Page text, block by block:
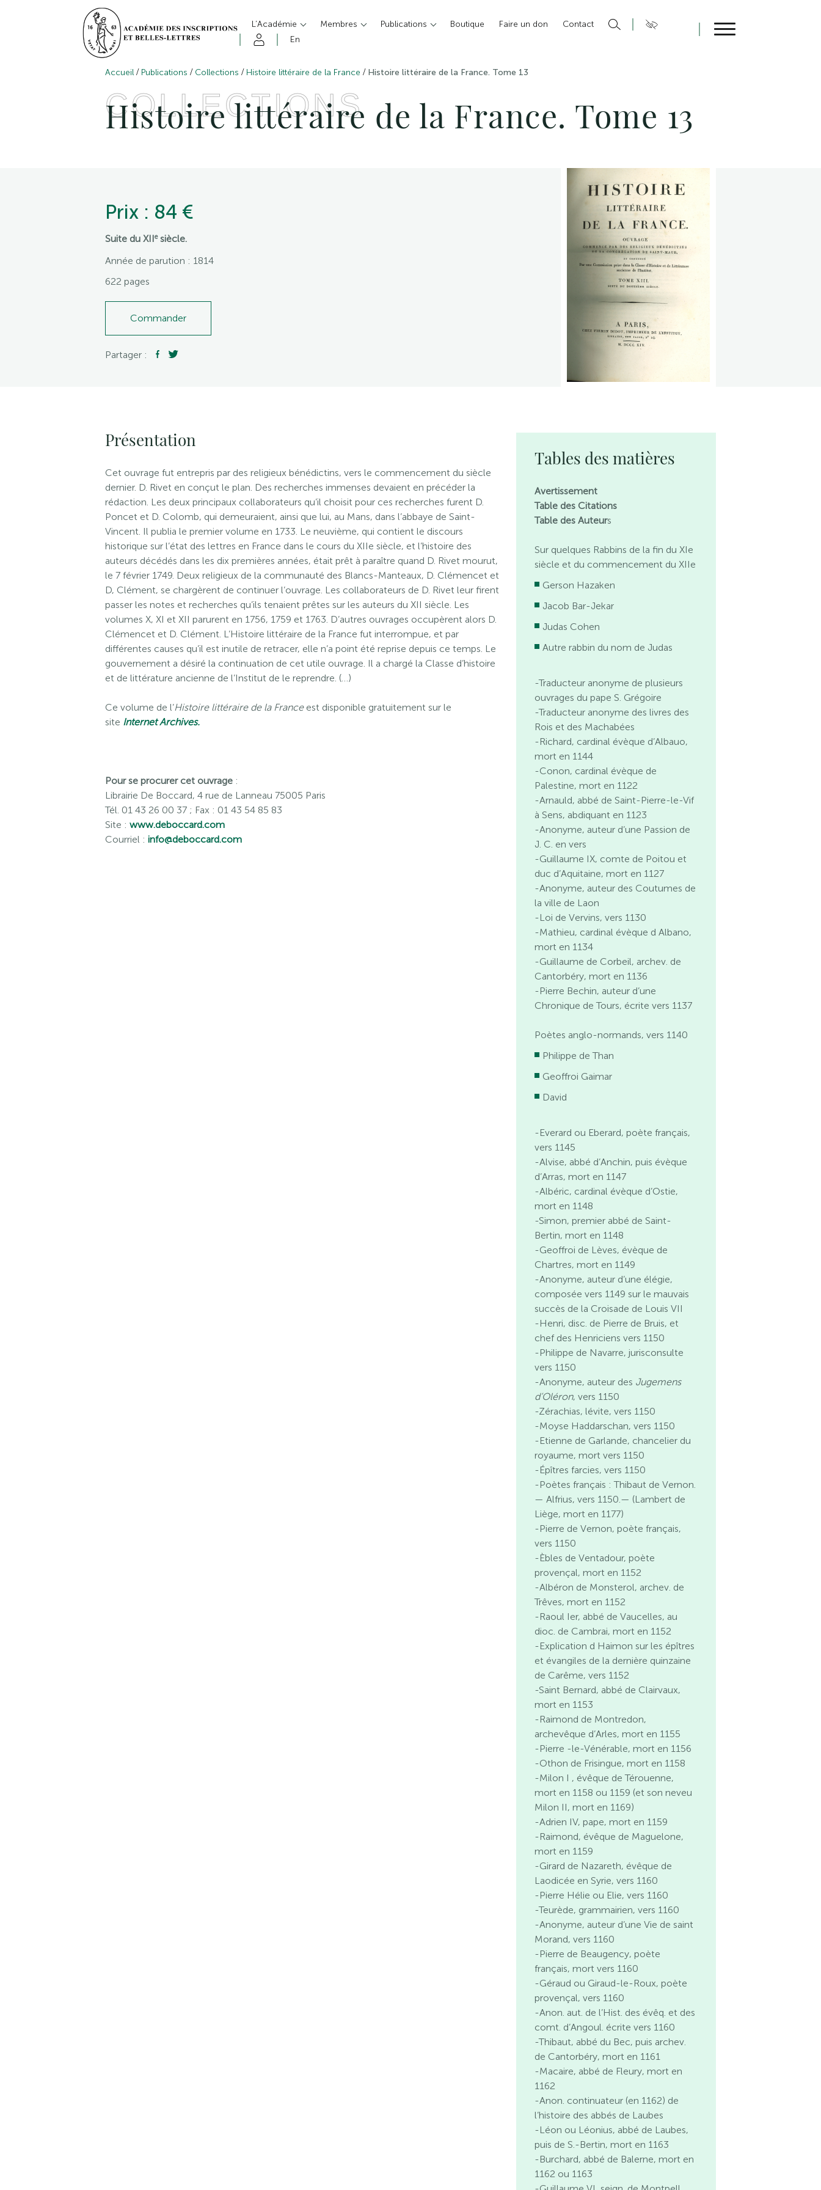
L’Académie Membres Publications Boutique Faire un don
Contact
En
Accueil / Publications / Collections / Histoire littéraire de la France / Histoire littéraire de la France. Tome 13
COLLECTIONS
Histoire littéraire de la France. Tome 13
Prix : 84 €
Suite du XIIesiècle.
Année de parution : 1814
622 pages
Commander
Partager :
Présentation
Cet ouvrage fut entrepris par des religieux bénédictins, vers le commencement du siècle
dernier. D. Rivet en conçut le plan. Des recherches immenses devaient en précéder la
rédaction. Les deux principaux collaborateurs qu’il choisit pour ces recherches furent D.
Poncet et D. Colomb, qui demeuraient, ainsi que lui, au Mans, dans l’abbaye de Saint-
Vincent. Il publia le premier volume en 1733. Le neuvième, qui contient le discours
historique sur l’état des lettres en France dans le cours du XIIe siècle, et l’histoire des
auteurs décédés dans les dix premières années, était prêt à paraître quand D. Rivet mourut,
le 7 février 1749. Deux religieux de la communauté des Blancs-Manteaux, D. Clémencet et
D, Clément, se chargèrent de continuer l’ouvrage. Les collaborateurs de D. Rivet leur firent
passer les notes et recherches qu’ils tenaient prêtes sur les auteurs du XII siècle. Les
volumes X, XI et XII parurent en 1756, 1759 et 1763. D’autres ouvrages occupèrent alors D.
Clémencet et D. Clément. L’Histoire littéraire de la France fut interrompue, et par
différentes causes qu’il est inutile de retracer, elle n’a point été reprise depuis ce temps. Le
gouvernement a désiré la continuation de cet utile ouvrage. Il a chargé la Classe d’histoire
et de littérature ancienne de l’Institut de le reprendre. (…)
Ce volume de l’Histoire littéraire de la Franceest disponible gratuitement sur le
site Internet Archives.
Pour se procurer cet ouvrage :
Librairie De Boccard, 4 rue de Lanneau 75005 Paris
Tél. 01 43 26 00 37 ; Fax : 01 43 54 85 83
Site : www.deboccard.com
Courriel : info@deboccard.com
Tables des matières
Avertissement
Table des Citations
Table des Auteurs
Sur quelques Rabbins de la fin du XIe
siècle et du commencement du XIIe
Gerson Hazaken
Jacob Bar-Jekar
Judas Cohen
Autre rabbin du nom de Judas
-Traducteur anonyme de plusieurs
ouvrages du pape S. Grégoire
-Traducteur anonyme des livres des
Rois et des Machabées
-Richard, cardinal évèque d’Albauo,
mort en 1144
-Conon, cardinal évèque de
Palestine, mort en 1122
-Arnauld, abbé de Saint-Pierre-le-Vif
à Sens, abdiquant en 1123
-Anonyme, auteur d’une Passion de
J. C. en vers
-Guillaume IX, comte de Poitou et
duc d’Aquitaine, mort en 1127
-Anonyme, auteur des Coutumes de
la ville de Laon
-Loi de Vervins, vers 1130
-Mathieu, cardinal évèque d Albano,
mort en 1134
-Guillaume de Corbeil, archev. de
Cantorbéry, mort en 1136
-Pierre Bechin, auteur d’une
Chronique de Tours, écrite vers 1137
Poètes anglo-normands, vers 1140
Philippe de Than
Geoffroi Gaimar
David
-Everard ou Eberard, poète français,
vers 1145
-Alvise, abbé d’Anchin, puis évèque
d’Arras, mort en 1147
-Albéric, cardinal évèque d’Ostie,
mort en 1148
-Simon, premier abbé de Saint-
Bertin, mort en 1148
-Geoffroi de Lèves, évèque de
Chartres, mort en 1149
-Anonyme, auteur d’une élégie,
composée vers 1149 sur le mauvais
succès de la Croisade de Louis VII
-Henri, disc. de Pierre de Bruis, et
chef des Henriciens vers 1150
-Philippe de Navarre, jurisconsulte
vers 1150
-Anonyme, auteur des Jugemens
d’Oléron, vers 1150
-Zérachias, lévite, vers 1150
-Moyse Haddarschan, vers 1150
-Etienne de Garlande, chancelier du
royaume, mort vers 1150
-Épîtres farcies, vers 1150
-Poètes français : Thibaut de Vernon.
— Alfrius, vers 1150.— (Lambert de
Liège, mort en 1177)
-Pierre de Vernon, poète français,
vers 1150
-Èbles de Ventadour, poète
provençal, mort en 1152
-Albéron de Monsterol, archev. de
Trêves, mort en 1152
-Raoul Ier, abbé de Vaucelles, au
dioc. de Cambrai, mort en 1152
-Explication d Haimon sur les épîtres
et évangiles de la dernière quinzaine
de Carême, vers 1152
-Saint Bernard, abbé de Clairvaux,
mort en 1153
-Raimond de Montredon,
archevêque d’Arles, mort en 1155
-Pierre -le-Vénérable, mort en 1156
-Othon de Frisingue, mort en 1158
-Milon I , évêque de Térouenne,
mort en 1158 ou 1159 (et son neveu
Milon II, mort en 1169)
-Adrien IV, pape, mort en 1159
-Raimond, évêque de Maguelone,
mort en 1159
-Girard de Nazareth, évêque de
Laodicée en Syrie, vers 1160
-Pierre Hélie ou Elie, vers 1160
-Teurède, grammairien, vers 1160
-Anonyme, auteur d’une Vie de saint
Morand, vers 1160
-Pierre de Beaugency, poète
français, mort vers 1160
-Géraud ou Giraud-le-Roux, poète
provençal, vers 1160
-Anon. aut. de l’Hist. des évêq. et des
comt. d’Angoul. écrite vers 1160
-Thibaut, abbé du Bec, puis archev.
de Cantorbéry, mort en 1161
-Macaire, abbé de Fleury, mort en
1162
-Anon. continuateur (en 1162) de
l’histoire des abbés de Laubes
-Léon ou Léonius, abbé de Laubes,
puis de S.-Bertin, mort en 1163
-Burchard, abbé de Balerne, mort en
1162 ou 1163